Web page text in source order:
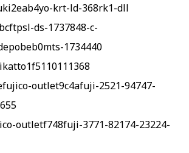
krt-ld-368rk1-dll
ds-1737848-c-
1734440
outlet9c4afuji-2521-94747-
outletf748fuji-3771-82174-23224-